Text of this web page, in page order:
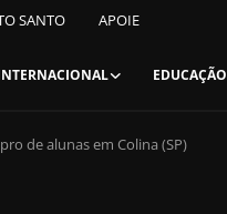
SANTO APOIE
EDUCAÇÃO
de alunas em Colina (SP)